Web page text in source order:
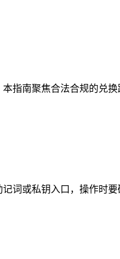
指南聚焦合法合规的兑
词或私钥入口，操作时